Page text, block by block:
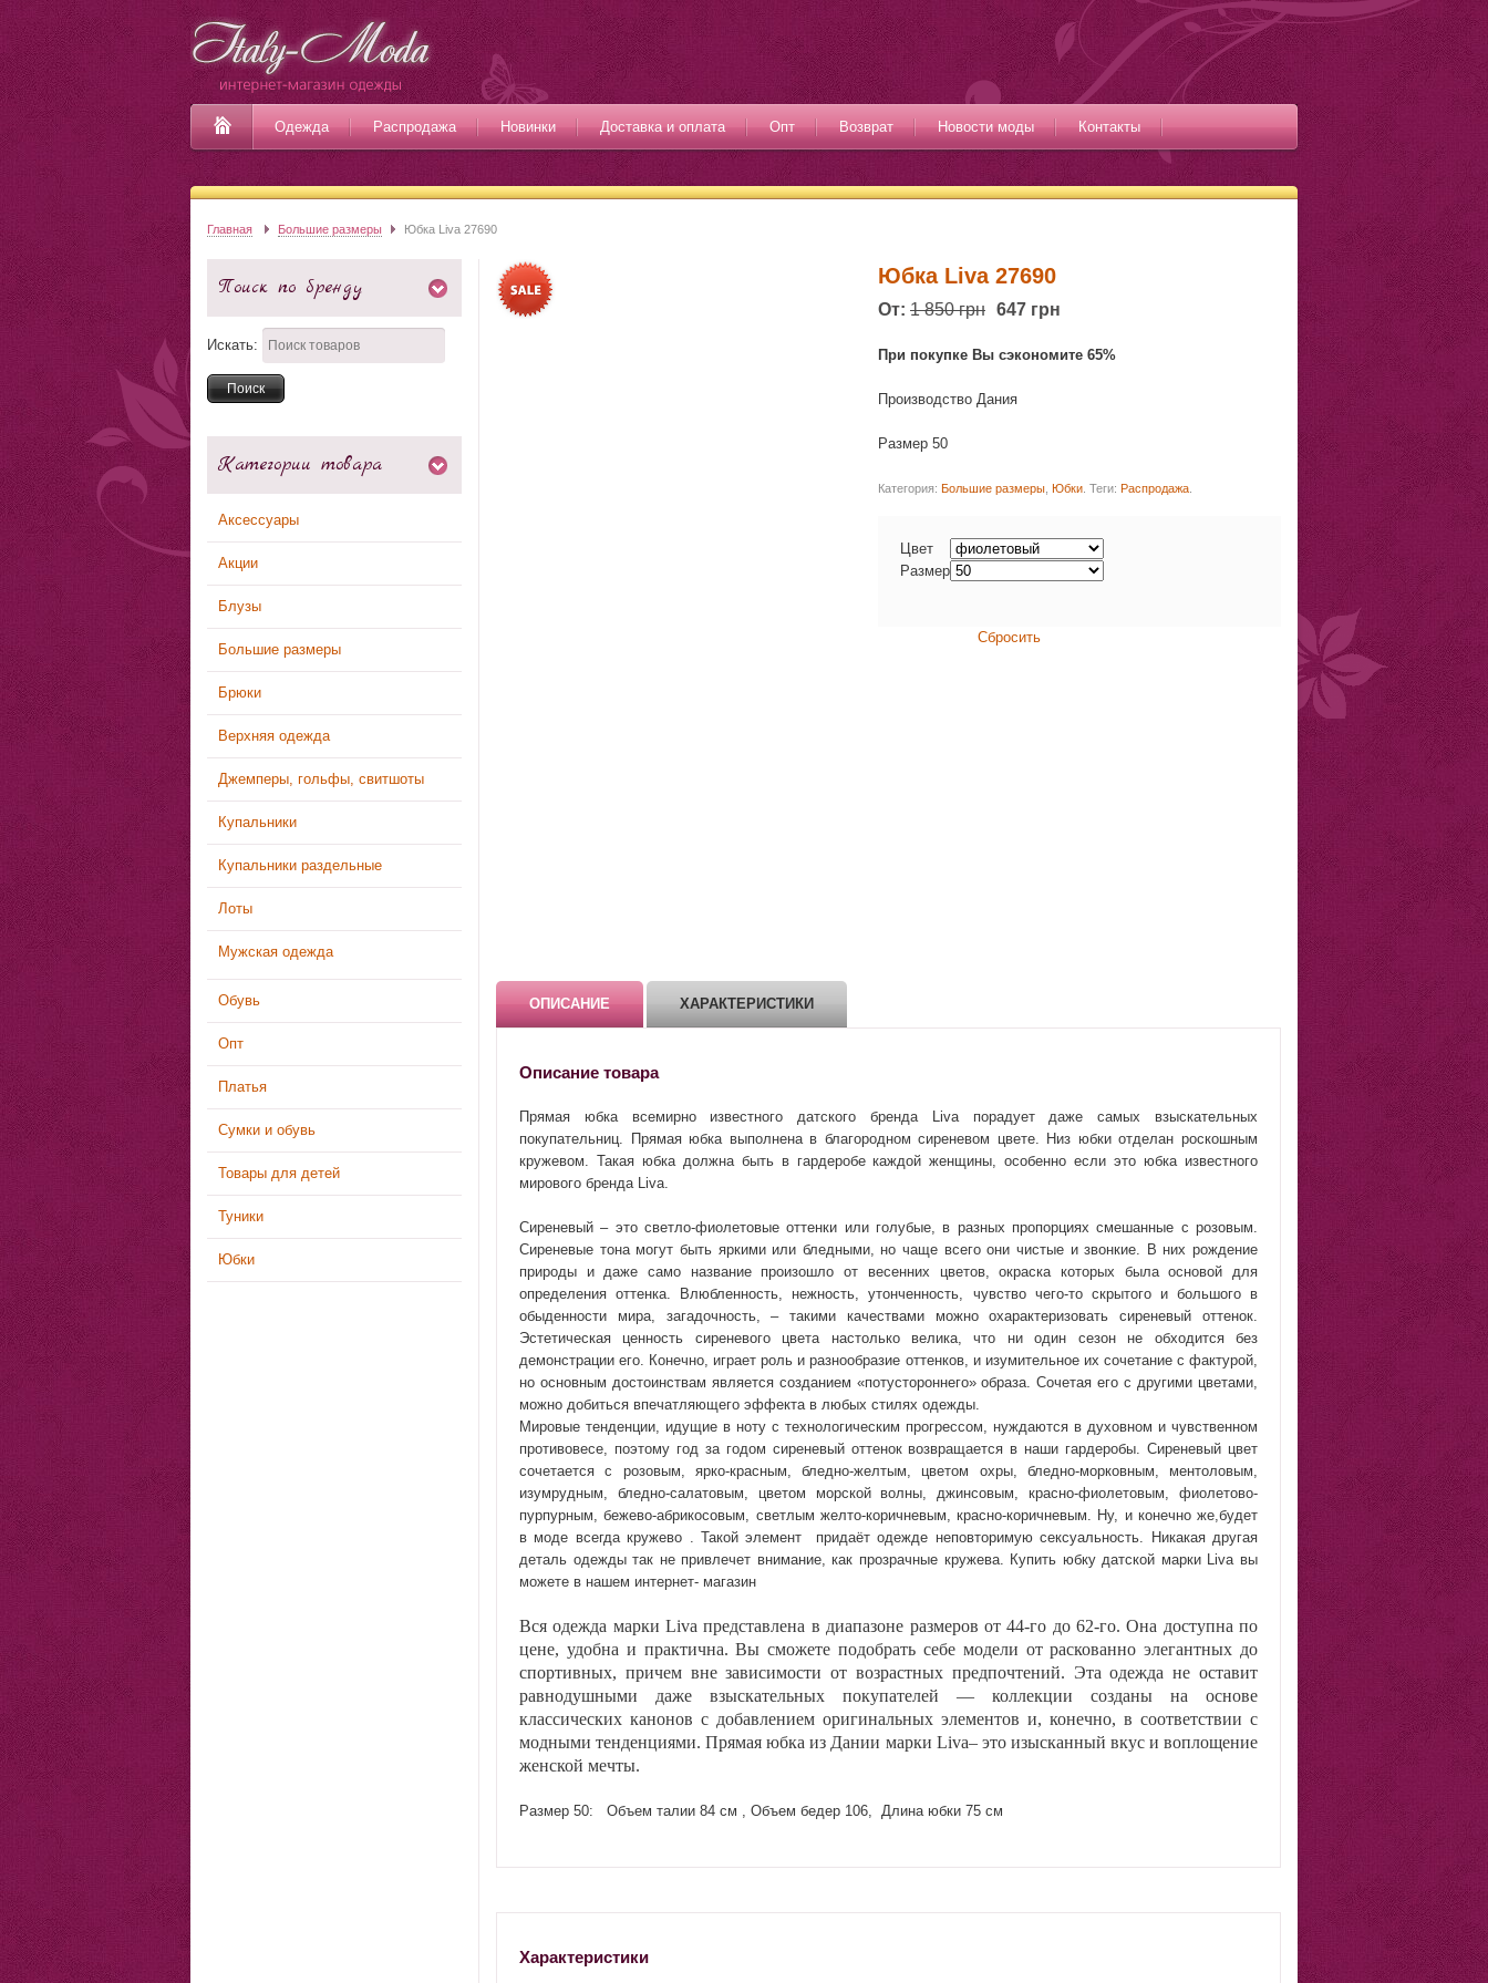
Одежда Распродажа Новинки Доставка и оплата Опт Возврат Новости моды Контакты
Главная Большие размеры Юбка Liva 27690
Поиск по бренду
Искать:
Категории товара
Аксессуары
Акции
Блузы
Большие размеры
Брюки
Верхняя одежда
Джемперы, гольфы, свитшоты
Купальники
Купальники раздельные
Лоты
Мужская одежда
Обувь
Опт
Платья
Сумки и обувь
Товары для детей
Туники
Юбки
Юбка Liva 27690
От: 1 850 грн 647 грн
При покупке Вы сэкономите 65%
Производство Дания
Размер 50
Категория: Большие размеры Юбки Теги: Распродажа
Цвет
Размер
Сбросить
ОПИСАНИЕ ХАРАКТЕРИСТИКИ
Описание товара
Прямая юбка всемирно известного датского бренда Liva порадует даже самых взыскательных
покупательниц. Прямая юбка выполнена в благородном сиреневом цвете. Низ юбки отделан роскошным
кружевом. Такая юбка должна быть в гардеробе каждой женщины, особенно если это юбка известного
мирового бренда Liva.
Сиреневый – это светло-фиолетовые оттенки или голубые, в разных пропорциях смешанные с розовым.
Сиреневые тона могут быть яркими или бледными, но чаще всего они чистые и звонкие. В них рождение
природы и даже само название произошло от весенних цветов, окраска которых была основой для
определения оттенка. Влюбленность, нежность, утонченность, чувство чего-то скрытого и большого в
обыденности мира, загадочность, – такими качествами можно охарактеризовать сиреневый оттенок.
Эстетическая ценность сиреневого цвета настолько велика, что ни один сезон не обходится без
демонстрации его. Конечно, играет роль и разнообразие оттенков, и изумительное их сочетание с фактурой,
но основным достоинствам является созданием «потустороннего» образа. Сочетая его с другими цветами,
можно добиться впечатляющего эффекта в любых стилях одежды.
Мировые тенденции, идущие в ноту с технологическим прогрессом, нуждаются в духовном и чувственном
противовесе, поэтому год за годом сиреневый оттенок возвращается в наши гардеробы. Сиреневый цвет
сочетается с розовым, ярко-красным, бледно-желтым, цветом охры, бледно-морковным, ментоловым,
изумрудным, бледно-салатовым, цветом морской волны, джинсовым, красно-фиолетовым, фиолетово-
пурпурным, бежево-абрикосовым, светлым желто-коричневым, красно-коричневым. Ну, и конечно же,будет
в моде всегда кружево . Такой элемент придаёт одежде неповторимую сексуальность. Никакая другая
деталь одежды так не привлечет внимание, как прозрачные кружева. Купить юбку датской марки Liva вы
можете в нашем интернет- магазин
Вся одежда марки Livaпредставлена в диапазоне размеров от 44-го до 62-го. Она доступна по
цене, удобна и практична. Вы сможете подобрать себе модели от раскованно элегантных до
спортивных, причем вне зависимости от возрастных предпочтений. Эта одежда не оставит
равнодушными даже взыскательных покупателей — коллекции созданы на основе
классических канонов с добавлением оригинальных элементов и, конечно, в соответствии с
модными тенденциями. Прямая юбка из Дании марки Liva– это изысканный вкус и воплощение
женской мечты.
Размер 50: Объем талии 84 см , Объем бедер 106, Длина юбки 75 см
Характеристики